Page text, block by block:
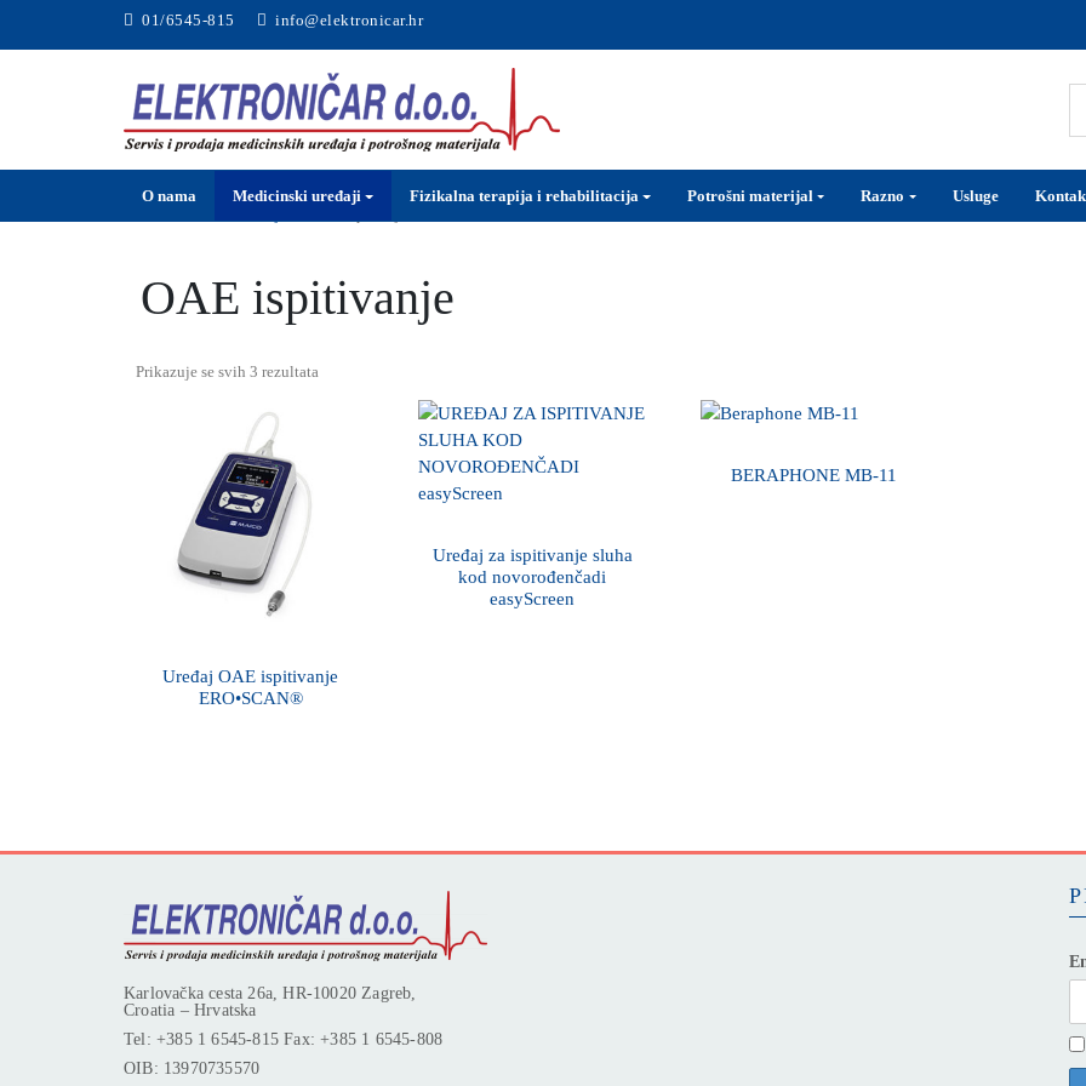
01/6545-815 info@elektronicar.hr
O nama Medicinski uređaji Fizikalna terapija i rehabilitacija Potrošni materijal Razno Usluge
OAE ispitivanje
Prikazuje se svih 3 rezultata
Uređaj OAE ispitivanje
ERO•SCAN®
Uređaj za ispitivanje sluha
kod novorođenčadi
easyScreen
BERAPHONE MB-11
Karlovačka cesta 26a, HR-10020 Zagreb,
Croatia – Hrvatska
Tel: +385 1 6545-815 Fax: +385 1 6545-808
OIB: 13970735570